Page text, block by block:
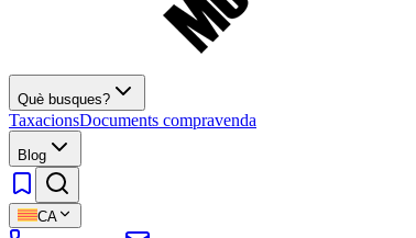
Què busques?
TaxacionsDocuments compravenda
Blog
CA